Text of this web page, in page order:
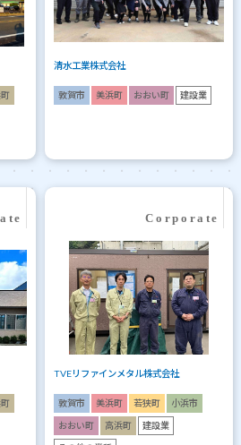
清水工業株式会社
敦賀市 美浜町 おおい町 建設業
TVEリファインメタル株式会社
敦賀市 美浜町 若狭町 小浜市
おおい町 高浜町 建設業